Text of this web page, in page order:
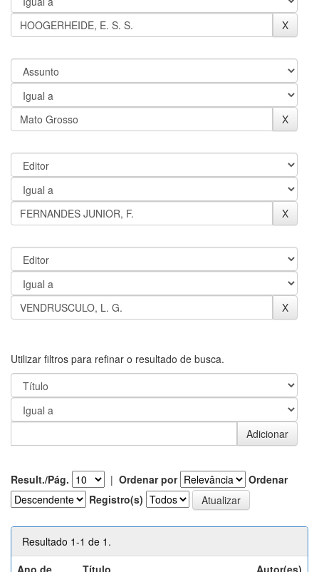
Utilizar filtros para refinar o resultado de busca.
Result./Pág. | Ordenar por
Ordenar
Registro(s)
Resultado 1-1 de 1.
Ano de
Título Autor(es)